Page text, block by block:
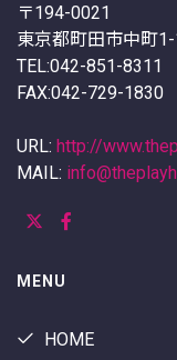
〒194-0021
東京都町田市中町
TEL:042-851-8311
FAX:042-729-1830
URL: http://
MAIL:
MENU
HOME